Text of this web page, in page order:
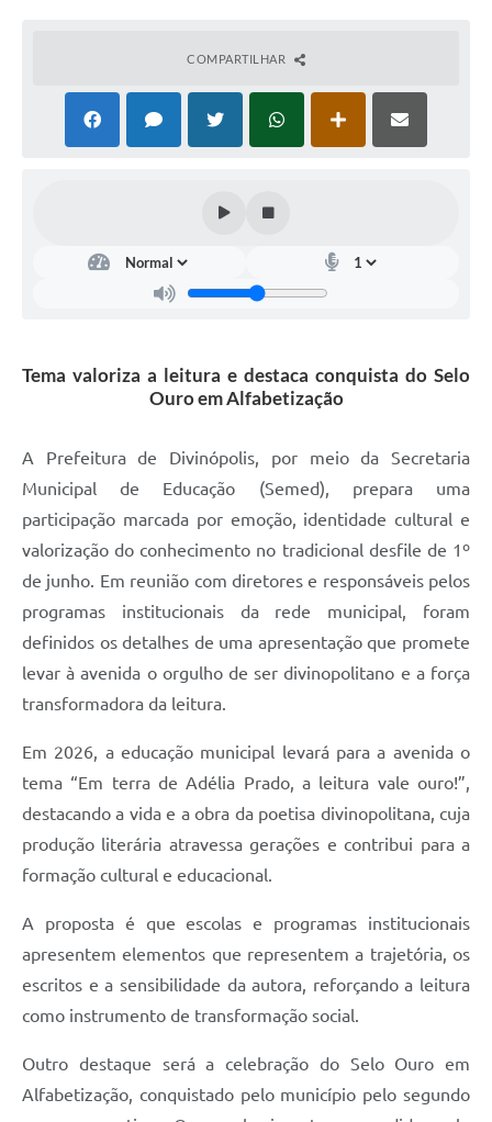
COMPARTILHAR
Tema valoriza a leitura e destaca conquista do Selo
Ouro em Alfabetização
A Prefeitura de Divinópolis, por meio da Secretaria
Municipal de Educação (Semed), prepara uma
participação marcada por emoção, identidade cultural e
valorização do conhecimento no tradicional desfile de 1º
de junho. Em reunião com diretores e responsáveis pelos
programas institucionais da rede municipal, foram
definidos os detalhes de uma apresentação que promete
levar à avenida o orgulho de ser divinopolitano e a força
transformadora da leitura.
Em 2026, a educação municipal levará para a avenida o
tema “Em terra de Adélia Prado, a leitura vale ouro!”,
destacando a vida e a obra da poetisa divinopolitana, cuja
produção literária atravessa gerações e contribui para a
formação cultural e educacional.
A proposta é que escolas e programas institucionais
apresentem elementos que representem a trajetória, os
escritos e a sensibilidade da autora, reforçando a leitura
como instrumento de transformação social.
Outro destaque será a celebração do Selo Ouro em
Alfabetização, conquistado pelo município pelo segundo